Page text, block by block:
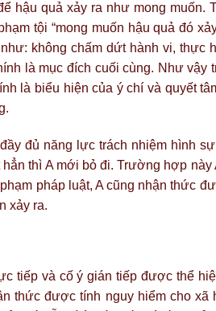
hậu quả xảy ra như mong muốn.
tội “mong muốn hậu quả đó
không chấm dứt hành vi, thực
là mục đích cuối cùng. Như
là biểu hiện của ý chí và quyết
đủ năng lực trách nhiệm hình
thì A mới bỏ đi. Trường hợp
pháp luật, A cũng nhận thức
xảy ra.
tiếp và cố ý gián tiếp được thể
thức được tính nguy hiểm cho